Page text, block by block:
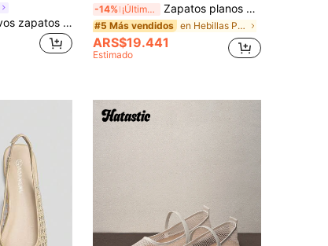
Swim Chiccia Nuevos zapatos de ballet tipo Mary Jane para mujer con decoración de encaje, malla y perlas. Zapatos planos, suaves, elegantes y transpirables, de uso casual y cómodo para el día a día. Zapatos de verano, regalo para el Día de la Madre
-14% ¡Últimos 2 días Zapatos planos de malla hueca para mujer, zapatos de ballet ligeros, cómodos y de moda casual, de fácil puesta, para uso diario, zapatos de verano, regalo del Día de la Madre
#5 Más vendidos en Hebillas Pisos De Mujer
ARS$19.441
Estimado